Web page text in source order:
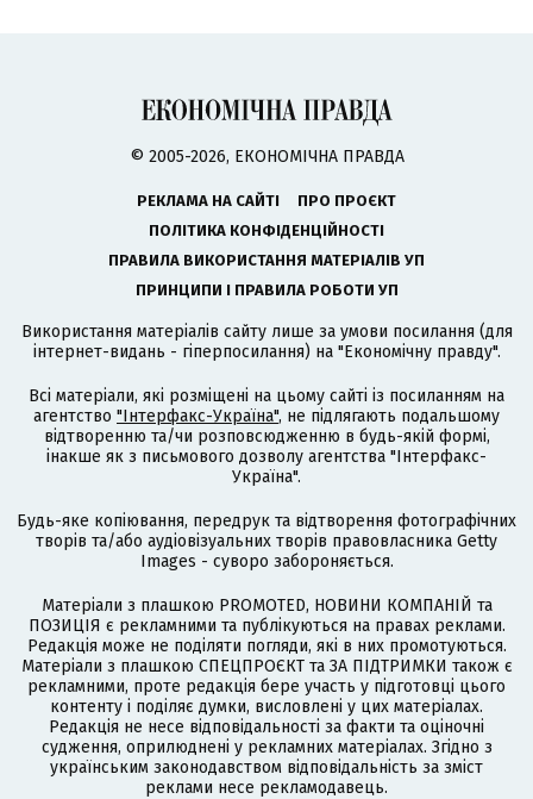
© 2005-2026, ЕКОНОМІЧНА ПРАВДА
РЕКЛАМА НА САЙТІ
ПРО ПРОЄКТ
ПОЛІТИКА КОНФІДЕНЦІЙНОСТІ
ПРАВИЛА ВИКОРИСТАННЯ МАТЕРІАЛІВ УП
ПРИНЦИПИ І ПРАВИЛА РОБОТИ УП
Використання матеріалів сайту лише за умови посилання (для
інтернет-видань - гіперпосилання) на "Економічну правду".
Всі матеріали, які розміщені на цьому сайті із посиланням на
агентство "Інтерфакс-Україна", не підлягають подальшому
відтворенню та/чи розповсюдженню в будь-якій формі,
інакше як з письмового дозволу агентства "Інтерфакс-
Україна".
Будь-яке копіювання, передрук та відтворення фотографічних
творів та/або аудіовізуальних творів правовласника Getty
Images - суворо забороняється.
Матеріали з плашкою PROMOTED, НОВИНИ КОМПАНІЙ та
ПОЗИЦІЯ є рекламними та публікуються на правах реклами.
Редакція може не поділяти погляди, які в них промотуються.
Матеріали з плашкою СПЕЦПРОЄКТ та ЗА ПІДТРИМКИ також є
рекламними, проте редакція бере участь у підготовці цього
контенту і поділяє думки, висловлені у цих матеріалах.
Редакція не несе відповідальності за факти та оціночні
судження, оприлюднені у рекламних матеріалах. Згідно з
українським законодавством відповідальність за зміст
реклами несе рекламодавець.